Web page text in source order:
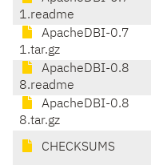
1.readme
ApacheDBI-0.7
1.tar.gz
ApacheDBI-0.8
8.readme
ApacheDBI-0.8
8.tar.gz
CHECKSUMS